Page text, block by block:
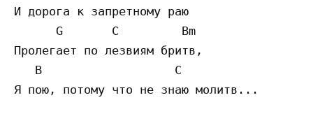
И дорога к запретному раю
      G       C         Bm
Пролегает по лезвиям бритв,
   B                   C
Я пою, потому что не знаю молитв...